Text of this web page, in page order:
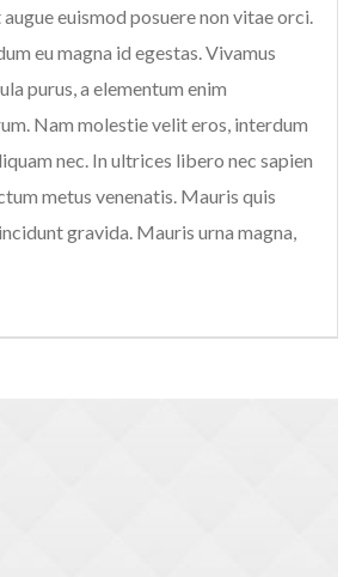
augue euismod posuere non vitae orci.
eu magna id egestas. Vivamus
purus, a elementum enim
Nam molestie velit eros, interdum
nec. In ultrices libero nec sapien
metus venenatis. Mauris quis
gravida. Mauris urna magna,